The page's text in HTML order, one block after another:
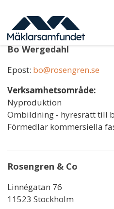
huvudinnehåll
Bo Wergedahl
Epost: bo@rosengren.se
Verksamhetsområde:
Nyproduktion
Ombildning - hyresrätt till
Förmedlar kommersiella
Rosengren & Co
Linnégatan 76
11523 Stockholm